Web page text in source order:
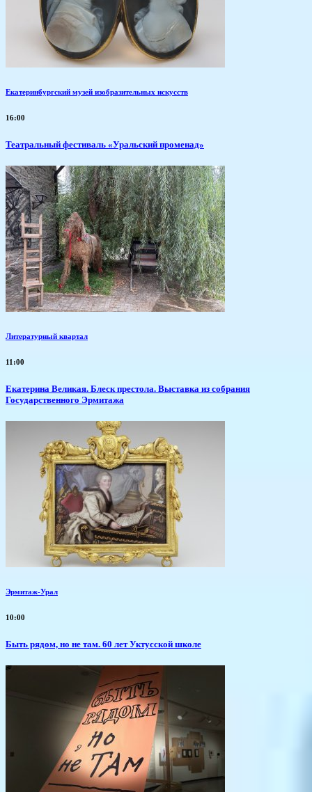
Екатеринбургский музей изобразительных искусств
16:00
Театральный фестиваль «Уральский променад»
Литературный квартал
11:00
Екатерина Великая. Блеск престола. Выставка из собрания
Государственного Эрмитажа
Эрмитаж-Урал
10:00
Быть рядом, но не там. 60 лет Уктусской школе